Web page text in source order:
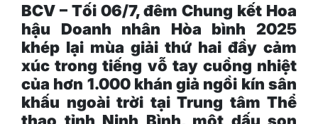
BCV – Tối 06/7, đêm Chung kết Hoa
hậu Doanh nhân Hòa bình 2025
khép lại mùa giải thứ hai đầy cảm
xúc trong tiếng vỗ tay cuồng nhiệt
của hơn 1.000 khán giả ngồi kín sân
khấu ngoài trời tại Trung tâm Thể
thao tỉnh Ninh Bình, một dấu son